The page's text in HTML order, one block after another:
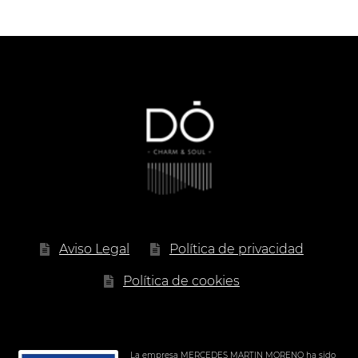
precios:
4.00 €
hasta
21.90 €
Aviso Legal Política de privacidad
Política de cookies
La empresa MERCEDES MARTIN MORENO ha sido